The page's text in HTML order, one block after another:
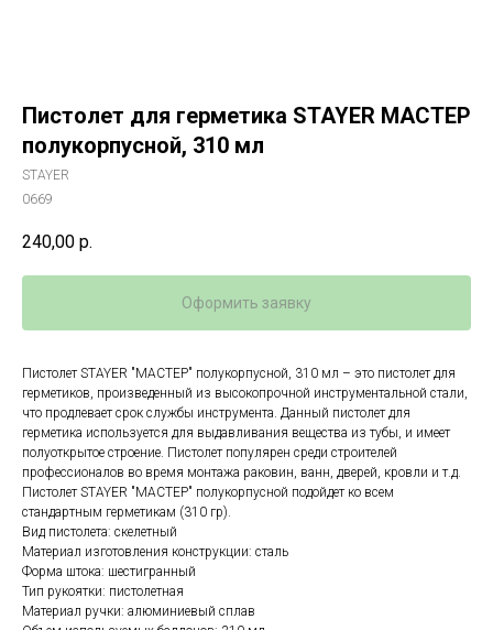
Пистолет для герметика STAYER МАСТЕР
полукорпусной, 310 мл
STAYER
0669
240,00 р.
Оформить заявку
Пистолет STAYER "МАСТЕР" полукорпусной, 310 мл – это пистолет для
герметиков, произведенный из высокопрочной инструментальной стали,
что продлевает срок службы инструмента. Данный пистолет для
герметика используется для выдавливания вещества из тубы, и имеет
полуоткрытое строение. Пистолет популярен среди строителей
профессионалов во время монтажа раковин, ванн, дверей, кровли и т.д.
Пистолет STAYER "МАСТЕР" полукорпусной подойдет ко всем
стандартным герметикам (310 гр).
Вид пистолета: скелетный
Материал изготовления конструкции: сталь
Форма штока: шестигранный
Тип рукоятки: пистолетная
Материал ручки: алюминиевый сплав